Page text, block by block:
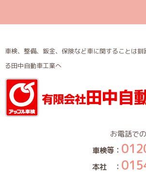
車検、整備、鈑金、保険など車に関することは
る田中自動車工業へ
お電話で
車検等：
本社 ：